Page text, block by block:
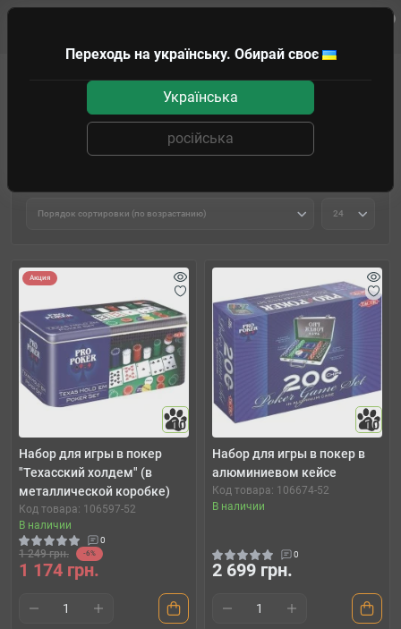
Фильтр товаров
Акция
10
Набор для игры в покер
"Техасский холдем" (в
металлической коробке)
Код товара: 106597-52
В наличии
0
1 249 грн. -6%
1 174 грн.
10
Набор для игры в покер в
алюминиевом кейсе
Код товара: 106674-52
В наличии
0
2 699 грн.
Переходь на українську. Обирай своє
Українська
російська